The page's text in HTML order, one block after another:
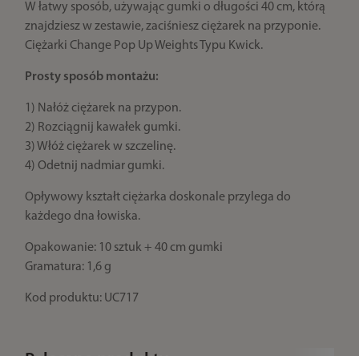
W łatwy sposób, używając gumki o długości 40 cm, którą
znajdziesz w zestawie, zaciśniesz ciężarek na przyponie.
Ciężarki Change Pop Up Weights Typu Kwick.
Prosty sposób montażu:
1) Nałóż ciężarek na przypon.
2) Rozciągnij kawałek gumki.
3) Włóż ciężarek w szczelinę.
4) Odetnij nadmiar gumki.
Opływowy kształt ciężarka doskonale przylega do
każdego dna łowiska.
Opakowanie: 10 sztuk + 40 cm gumki
Gramatura: 1,6 g
Kod produktu: UC717